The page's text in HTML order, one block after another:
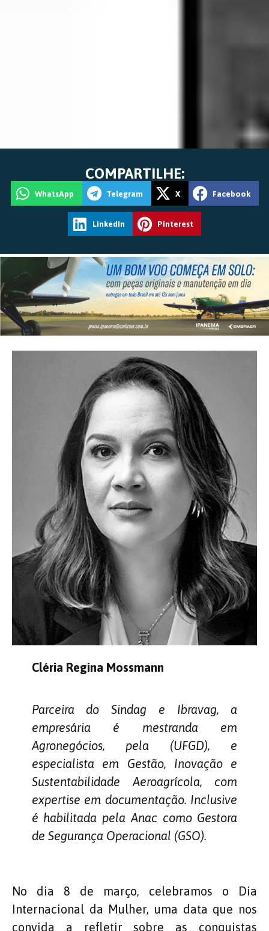
COMPARTILHE:
WhatsApp Telegram X Facebook
LinkedIn Pinterest
Cléria Regina Mossmann
Parceira do Sindag e Ibravag, a
empresária é mestranda em
Agronegócios, pela (UFGD), e
especialista em Gestão, Inovação e
Sustentabilidade Aeroagrícola, com
expertise em documentação. Inclusive
é habilitada pela Anac como Gestora
de Segurança Operacional (GSO).
No dia 8 de março, celebramos o Dia
Internacional da Mulher, uma data que nos
convida a refletir sobre as conquistas